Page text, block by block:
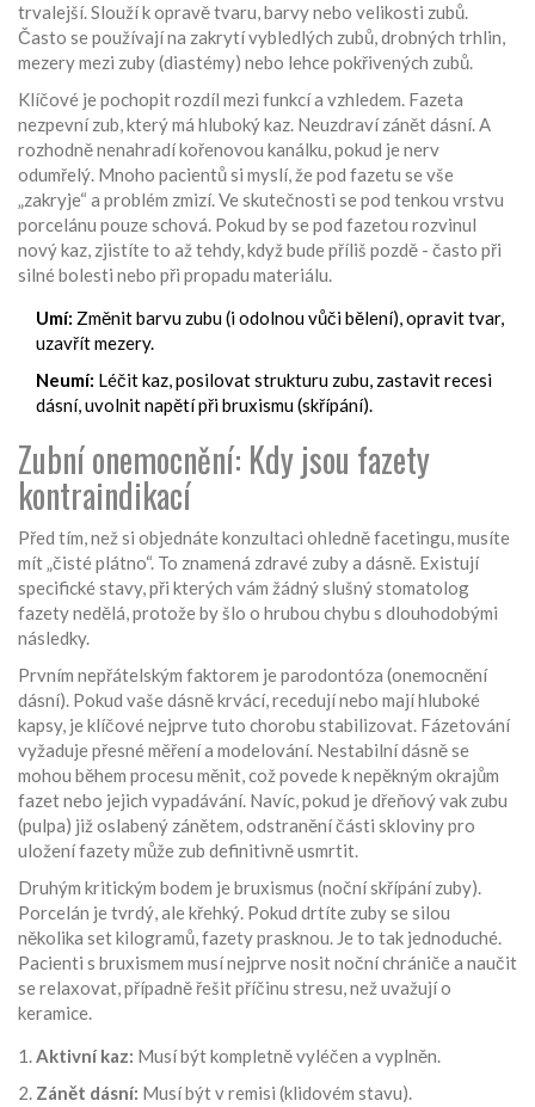
trvalejší. Slouží k opravě tvaru, barvy nebo velikosti zubů.
Často se používají na zakrytí vybledlých zubů, drobných trhlin,
mezery mezi zuby (diastémy) nebo lehce pokřivených zubů.
Klíčové je pochopit rozdíl mezi funkcí a vzhledem. Fazeta
nezpevní zub, který má hluboký kaz. Neuzdraví zánět dásní. A
rozhodně nenahradí kořenovou kanálku, pokud je nerv
odumřelý. Mnoho pacientů si myslí, že pod fazetu se vše
„zakryje“ a problém zmizí. Ve skutečnosti se pod tenkou vrstvu
porcelánu pouze schová. Pokud by se pod fazetou rozvinul
nový kaz, zjistíte to až tehdy, když bude příliš pozdě - často při
silné bolesti nebo při propadu materiálu.
Umí: Změnit barvu zubu (i odolnou vůči bělení), opravit tvar,
uzavřít mezery.
Neumí: Léčit kaz, posilovat strukturu zubu, zastavit recesi
dásní, uvolnit napětí při bruxismu (skřípání).
Zubní onemocnění: Kdy jsou fazety
kontraindikací
Před tím, než si objednáte konzultaci ohledně facetingu, musíte
mít „čisté plátno“. To znamená zdravé zuby a dásně. Existují
specifické stavy, při kterých vám žádný slušný stomatolog
fazety nedělá, protože by šlo o hrubou chybu s dlouhodobými
následky.
Prvním nepřátelským faktorem jeparodontóza (onemocnění
dásní). Pokud vaše dásně krvácí, recedují nebo mají hluboké
kapsy, je klíčové nejprve tuto chorobu stabilizovat. Fázetování
vyžaduje přesné měření a modelování. Nestabilní dásně se
mohou během procesu měnit, což povede k nepěkným okrajům
fazet nebo jejich vypadávání. Navíc, pokud je dřeňový vak zubu
(pulpa) již oslabený zánětem, odstranění části skloviny pro
uložení fazety může zub definitivně usmrtit.
Druhým kritickým bodem jebruxismus (noční skřípání zuby).
Porcelán je tvrdý, ale křehký. Pokud drtíte zuby se silou
několika set kilogramů, fazety prasknou. Je to tak jednoduché.
Pacienti s bruxismem musí nejprve nosit noční chrániče a naučit
se relaxovat, případně řešit příčinu stresu, než uvažují o
keramice.
Aktivní kaz: Musí být kompletně vyléčen a vyplněn.
Zánět dásní: Musí být v remisi (klidovém stavu).